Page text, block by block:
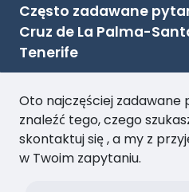
Często zadawane
Cruz de La Palma-
Tenerife
Oto najczęściej zadawane
znaleźć tego, czego
skontaktuj się , a my z
w Twoim zapytaniu.